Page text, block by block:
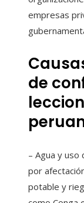
empresas
de
– Agua y
por
potable y